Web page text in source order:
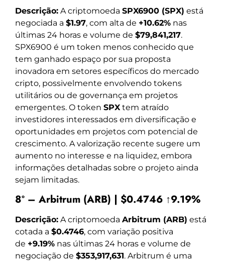
Descrição: A criptomoeda SPX6900 (SPX) está
negociada a $1.97, com alta de +10.62% nas
últimas 24 horas e volume de $79,841,217.
SPX6900 é um token menos conhecido que
tem ganhado espaço por sua proposta
inovadora em setores específicos do mercado
cripto, possivelmente envolvendo tokens
utilitários ou de governança em projetos
emergentes. O token SPXtem atraído
investidores interessados em diversificação e
oportunidades em projetos com potencial de
crescimento. A valorização recente sugere um
aumento no interesse e na liquidez, embora
informações detalhadas sobre o projeto ainda
sejam limitadas.
8º – Arbitrum (ARB) | $0.4746 ↑9.19%
Descrição: A criptomoeda Arbitrum (ARB) está
cotada a $0.4746, com variação positiva
de +9.19% nas últimas 24 horas e volume de
negociação de $353,917,631. Arbitrum é uma